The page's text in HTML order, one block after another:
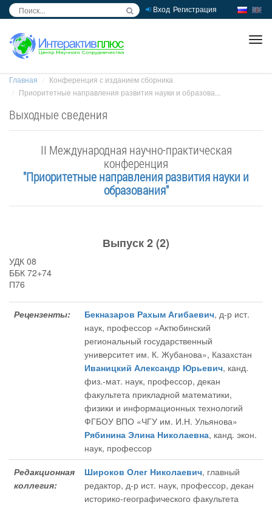
Вход Регистрация
Главная
Конференция с изданием сборника
Приоритетные направления развития науки и образова...
Выходные сведения
II Международная научно-практическая
конференция
"Приоритетные направления развития науки и
образования"
Выпуск 2 (2)
УДК 08
ББК 72+74
П76
Рецензенты: Бекназаров Рахым Агибаевич, д-р ист.
наук, профессор «Актюбинский
региональный государственный
университет им. К. Жубанова», Казахстан
Иваницкий Александр Юрьевич, канд.
физ.-мат. наук, профессор, декан
факультета прикладной математики,
физики и информационных технологий
ФГБОУ ВПО «ЧГУ им. И.Н. Ульянова»
Рябинина Элина Николаевна, канд. экон.
наук, профессор
Редакционная
коллегия:
Широков Олег Николаевич, главный
редактор, д-р ист. наук, профессор, декан
историко-географического факультета